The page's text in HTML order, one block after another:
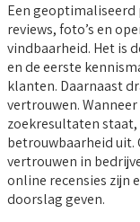
Een
reviews, foto’s en
vindbaarheid. Het is
en de eerste
klanten. Daarnaast
vertrouwen.
zoekresultaten
betrouwbaarheid uit.
vertrouwen in
online recensies zijn
doorslag geven.